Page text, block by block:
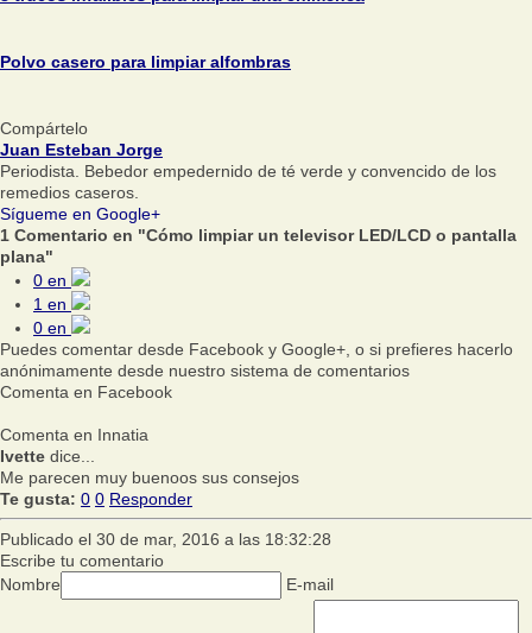
Polvo casero para limpiar alfombras
Compártelo
Juan Esteban Jorge
Periodista. Bebedor empedernido de té verde y convencido de los
remedios caseros.
Sígueme en Google+
1 Comentario en "Cómo limpiar un televisor LED/LCD o pantalla
plana"
0 en
1 en
0 en
Puedes comentar desde Facebook y Google+, o si prefieres hacerlo
anónimamente desde nuestro sistema de comentarios
Comenta en Facebook
Comenta en Innatia
Ivette dice...
Me parecen muy buenoos sus consejos
Te gusta: 0 0 Responder
Publicado el 30 de mar, 2016 a las 18:32:28
Escribe tu comentario
Nombre
E-mail